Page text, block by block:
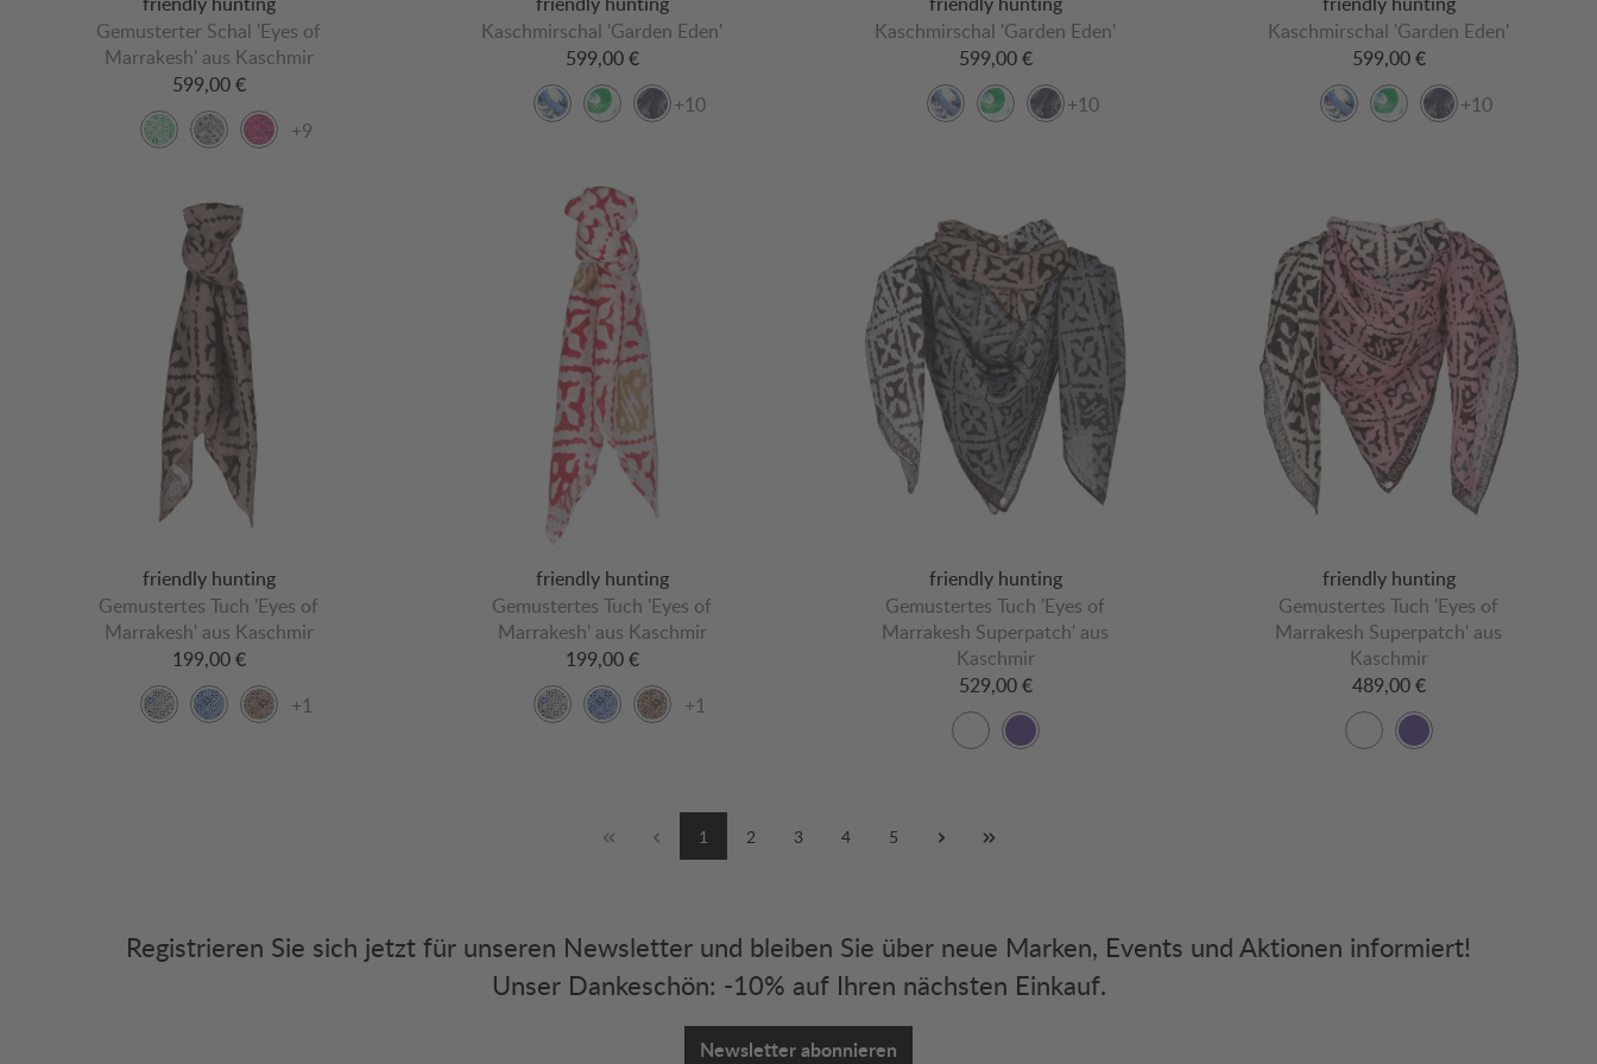
Gemusterter Schal 'Eyes of
Marrakesh' aus Kaschmir
599,00 €
+9
Kaschmirschal 'Garden Eden'
599,00 €
+10
Kaschmirschal 'Garden Eden'
599,00 €
+10
Kaschmirschal 'Garden Eden'
599,00 €
+10
friendly hunting
Gemustertes Tuch 'Eyes of
Marrakesh' aus Kaschmir
199,00 €
+1
friendly hunting
Gemustertes Tuch 'Eyes of
Marrakesh' aus Kaschmir
199,00 €
+1
friendly hunting
Gemustertes Tuch 'Eyes of
Marrakesh Superpatch' aus
Kaschmir
529,00 €
friendly hunting
Gemustertes Tuch 'Eyes of
Marrakesh Superpatch' aus
Kaschmir
489,00 €
1 2 3 4 5
Registrieren Sie sich jetzt für unseren Newsletter und bleiben Sie über neue Marken, Events und Aktionen informiert!
Unser Dankeschön: -10% auf Ihren nächsten Einkauf.
Newsletter abonnieren